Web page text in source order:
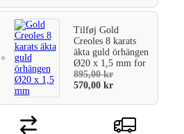
TilføjGold
Creoles 8 karats
äkta guld örhängen
Ø20 x 1,5 mmfor
895,00kr
570,00kr